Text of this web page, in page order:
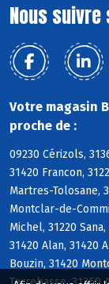
Nous suivre
Votre magasin
proche de :
09230 Cérizols,
31420 Francon,
Martres-Tolosane,
Montclar-de-
Michel, 31220
31420 Alan, 31420
Bouzin, 31420